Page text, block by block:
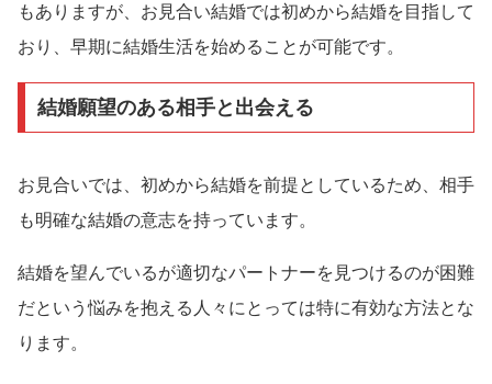
もありますが、お見合い結婚では初めから結婚を目指して
おり、早期に結婚生活を始めることが可能です。
結婚願望のある相手と出会える
お見合いでは、初めから結婚を前提としているため、相手
も明確な結婚の意志を持っています。
結婚を望んでいるが適切なパートナーを見つけるのが困難
だという悩みを抱える人々にとっては特に有効な方法とな
ります。